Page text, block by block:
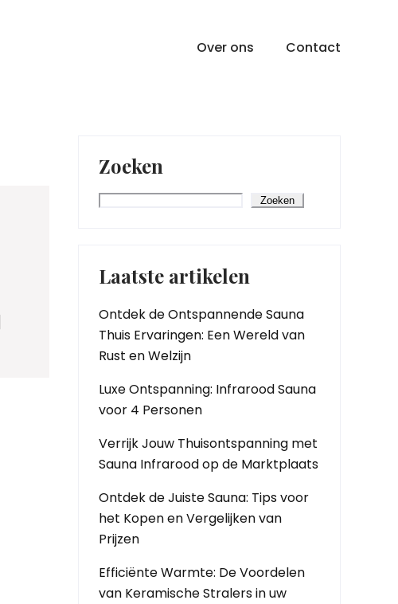
Over ons Contact
Zoeken
Zoeken
Laatste artikelen
Ontdek de Ontspannende Sauna
Thuis Ervaringen: Een Wereld van
Rust en Welzijn
Luxe Ontspanning: Infrarood Sauna
voor 4 Personen
Verrijk Jouw Thuisontspanning met
Sauna Infrarood op de Marktplaats
Ontdek de Juiste Sauna: Tips voor
het Kopen en Vergelijken van
Prijzen
Efficiënte Warmte: De Voordelen
van Keramische Stralers in uw